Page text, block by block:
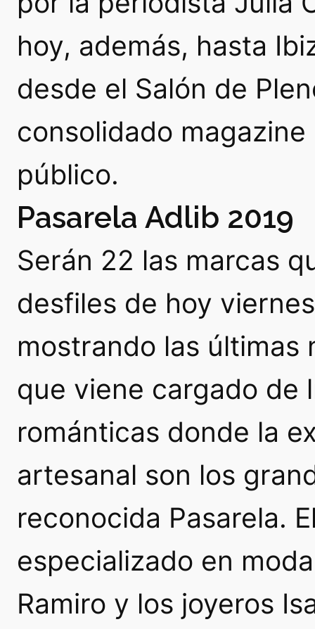
hoy, además, hasta
desde el Salón de
consolidado
público.
Pasarela Adlib 2019
Serán 22 las marcas
desfiles de hoy
mostrando las últimas
que viene cargado de
románticas donde la
artesanal son los
reconocida Pasarela.
especializado en
Ramiro y los joyeros